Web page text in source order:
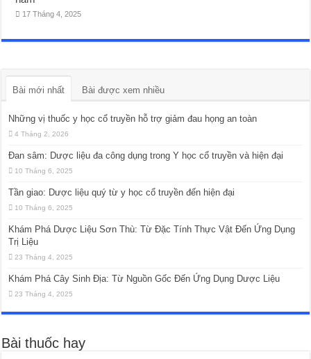
17 Tháng 4, 2025
Bài mới nhất Bài được xem nhiều
Những vị thuốc y học cổ truyền hỗ trợ giảm đau họng an toàn
4 Tháng 2, 2026
Đan sâm: Dược liệu đa công dụng trong Y học cổ truyền và hiện đại
10 Tháng 6, 2025
Tần giao: Dược liệu quý từ y học cổ truyền đến hiện đại
10 Tháng 6, 2025
Khám Phá Dược Liệu Sơn Thù: Từ Đặc Tính Thực Vật Đến Ứng Dụng
Trị Liệu
23 Tháng 4, 2025
Khám Phá Cây Sinh Địa: Từ Nguồn Gốc Đến Ứng Dụng Dược Liệu
23 Tháng 4, 2025
Bài thuốc hay